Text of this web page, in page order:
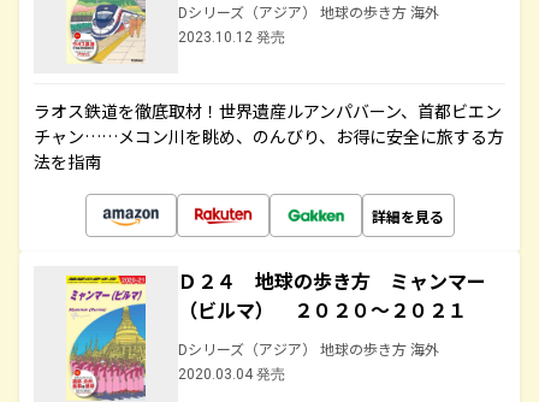
Dシリーズ（アジア） 地球の歩き方 海外
2023.10.12 発売
ラオス鉄道を徹底取材！世界遺産ルアンパバーン、首都ビエン
チャン……メコン川を眺め、のんびり、お得に安全に旅する方
法を指南
詳細を見る
Ｄ２４ 地球の歩き方 ミャンマー
（ビルマ） ２０２０～２０２１
Dシリーズ（アジア） 地球の歩き方 海外
2020.03.04 発売